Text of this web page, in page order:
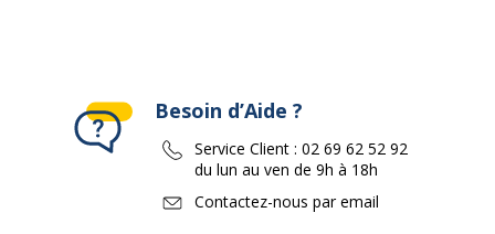
Besoin d’Aide ?
Service Client : 02 69 62 52 92
du lun au ven de 9h à 18h
Contactez-nous par email